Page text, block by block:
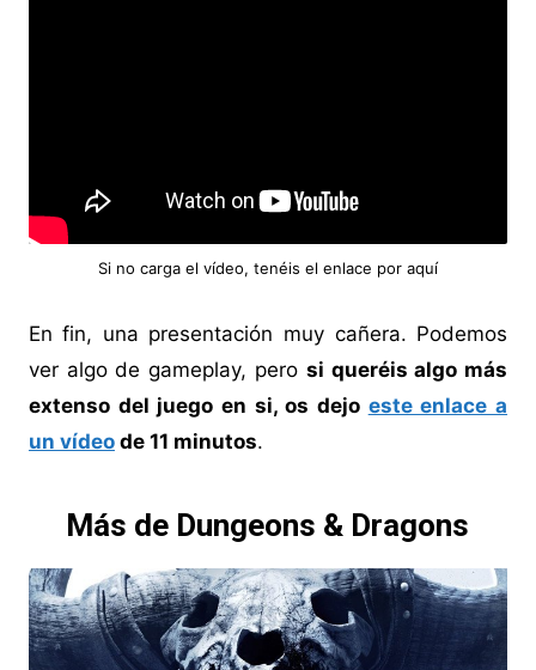
Si no carga el vídeo, tenéis el enlace por aquí
En fin, una presentación muy cañera. Podemos
ver algo de gameplay, pero si queréis algo más
extenso del juego en si, os dejo este enlace a
un vídeode 11 minutos.
Más de Dungeons & Dragons